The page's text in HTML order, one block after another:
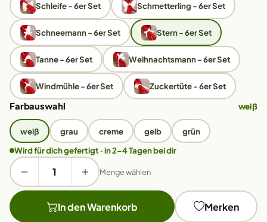
Schleife - 6er Set Schmetterling - 6er Set
Schneemann - 6er Set Stern - 6er Set
Tanne - 6er Set Weihnachtsmann - 6er Set
Windmühle - 6er Set Zuckertüte - 6er Set
Farbauswahl weiß
weiß grau creme gelb
grün
Wird für dich gefertigt · in 2–4 Tagen bei dir
Menge wählen
In den Warenkorb Merken